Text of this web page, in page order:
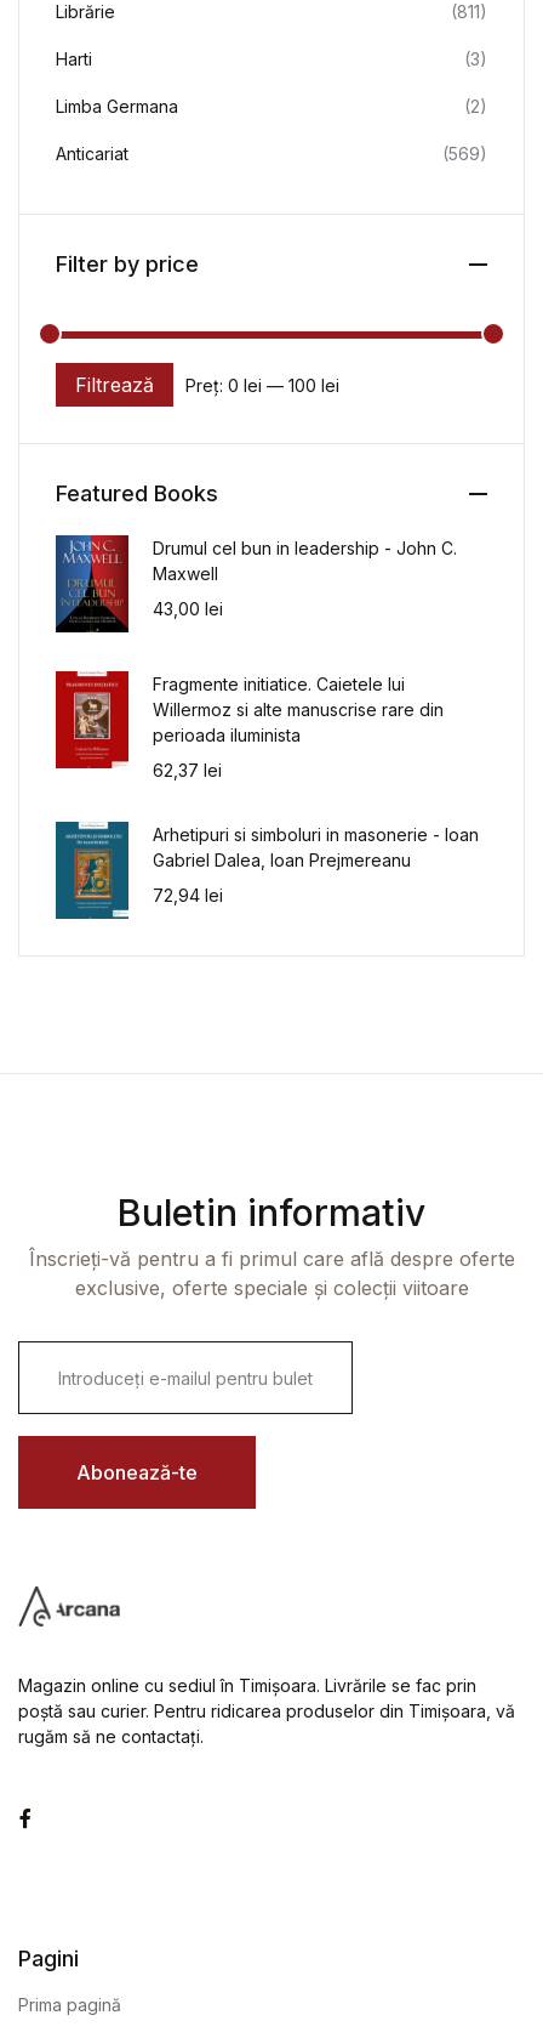
Librărie (811)
Harti (3)
Limba Germana (2)
Anticariat (569)
Filter by price
Preț minim
Preț maxim
Filtrează Preț: 0 lei — 100 lei
Featured Books
Drumul cel bun in leadership - John C.
Maxwell
43,00 lei
Fragmente initiatice. Caietele lui
Willermoz si alte manuscrise rare din
perioada iluminista
62,37 lei
Arhetipuri si simboluri in masonerie - Ioan
Gabriel Dalea, Ioan Prejmereanu
72,94 lei
Buletin informativ
Înscrieți-vă pentru a fi primul care află despre oferte
exclusive, oferte speciale și colecții viitoare
i
l
Abonează-te
Magazin online cu sediul în Timișoara. Livrările se fac prin
poștă sau curier. Pentru ridicarea produselor din Timișoara, vă
rugăm să ne contactați.
Pagini
Prima pagină